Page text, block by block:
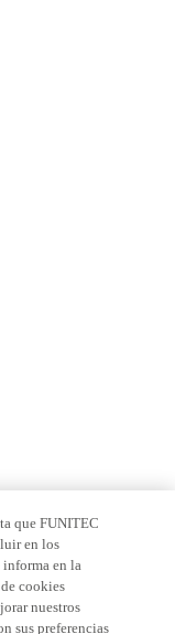
que FUNITEC
en los
informa en la
cookies
nuestros
sus preferencias